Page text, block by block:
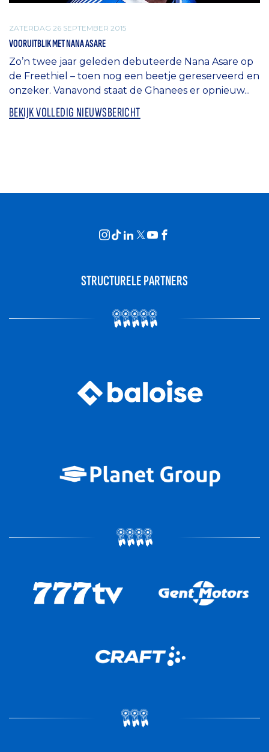
ZATERDAG 26 SEPTEMBER 2015
VOORUITBLIK MET NANA ASARE
Zo’n twee jaar geleden debuteerde Nana Asare op
de Freethiel – toen nog een beetje gereserveerd en
onzeker. Vanavond staat de Ghanees er opnieuw...
BEKIJK VOLLEDIG NIEUWSBERICHT
STRUCTURELE PARTNERS